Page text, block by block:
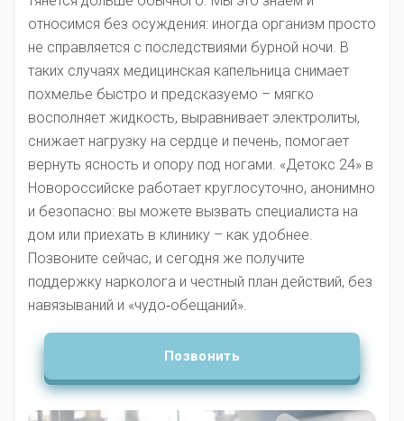
относимся без осуждения: иногда организм просто
не справляется с последствиями бурной ночи. В
таких случаях медицинская капельница снимает
похмелье быстро и предсказуемо – мягко
восполняет жидкость, выравнивает электролиты,
снижает нагрузку на сердце и печень, помогает
вернуть ясность и опору под ногами. «Детокс 24» в
Новороссийске работает круглосуточно, анонимно
и безопасно: вы можете вызвать специалиста на
дом или приехать в клинику – как удобнее.
Позвоните сейчас, и сегодня же получите
поддержку нарколога и честный план действий, без
навязываний и «чудо‑обещаний».
Позвонить